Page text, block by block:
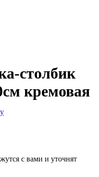
столбик
кремовая
с вами и уточнят